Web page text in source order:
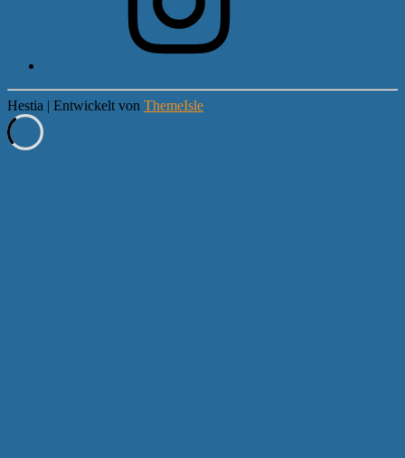
Hestia | Entwickelt von ThemeIsle